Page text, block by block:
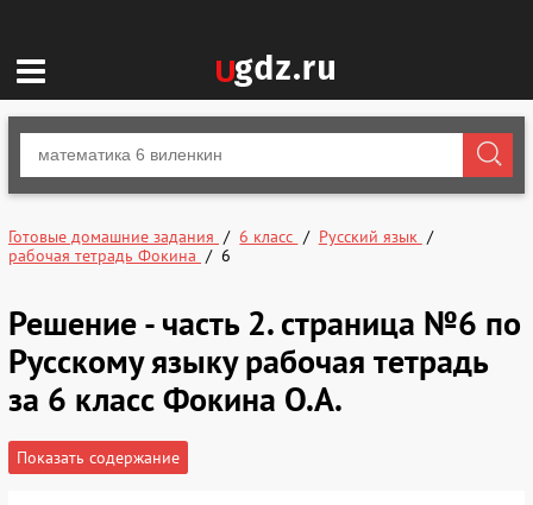
Готовые домашние задания 6 класс
Русский язык
рабочая тетрадь Фокина
6
Решение - часть 2. страница №6 по
Русскому языку рабочая тетрадь
за 6 класс Фокина О.А.
Показать содержание